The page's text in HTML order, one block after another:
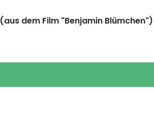
(aus dem Film "Benjamin Blümchen")